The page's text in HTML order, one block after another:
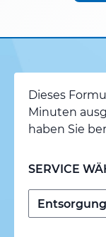
Dieses
Minuten
haben Sie
SERVICE